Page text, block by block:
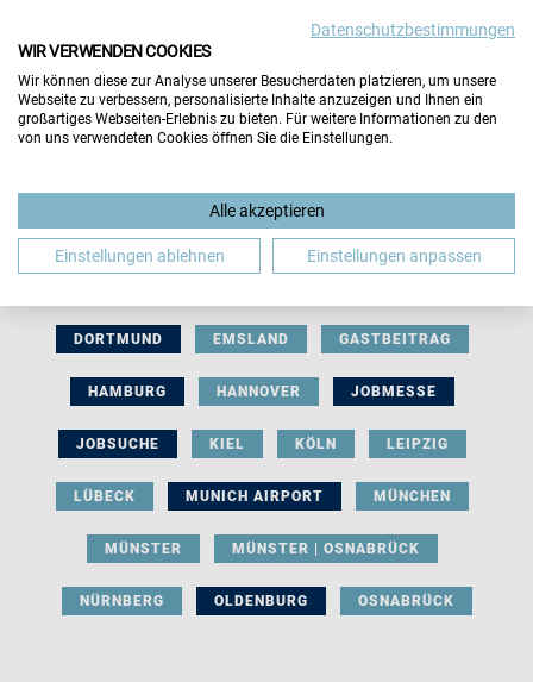
BERUFLICHE ORIENTIERUNG BEWERBUNG
DORTMUND EMSLAND GASTBEITRAG
HAMBURG HANNOVER JOBMESSE
JOBSUCHE KIEL KÖLN LEIPZIG
LÜBECK MUNICH AIRPORT MÜNCHEN
MÜNSTER MÜNSTER | OSNABRÜCK
NÜRNBERG OLDENBURG OSNABRÜCK
Datenschutzbestimmungen
WIR VERWENDEN COOKIES
Wir können diese zur Analyse unserer Besucherdaten platzieren, um unsere
Webseite zu verbessern, personalisierte Inhalte anzuzeigen und Ihnen ein
großartiges Webseiten-Erlebnis zu bieten. Für weitere Informationen zu den
von uns verwendeten Cookies öffnen Sie die Einstellungen.
Alle akzeptieren
Einstellungen ablehnen Einstellungen anpassen